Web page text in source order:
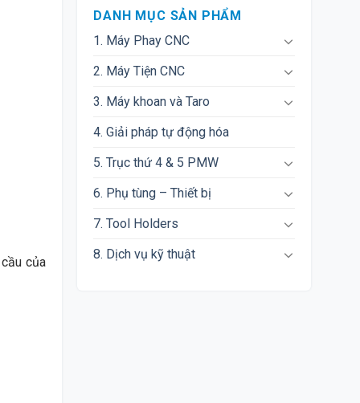
của
DANH MỤC SẢN PHẨM
1. Máy Phay CNC
2. Máy Tiện CNC
3. Máy khoan và Taro
4. Giải pháp tự động hóa
5. Trục thứ 4 & 5 PMW
6. Phụ tùng – Thiết bị
7. Tool Holders
8. Dịch vụ kỹ thuật